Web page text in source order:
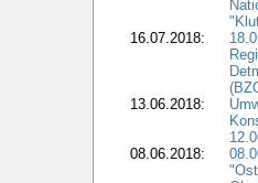
16.07.2018:
13.06.2018:
08.06.2018: